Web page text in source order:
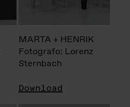
MARTA + HENRIK
Fotografo: Lorenz
Sternbach
Download